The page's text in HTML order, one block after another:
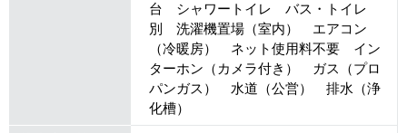
台 シャワートイレ バス・トイレ
別 洗濯機置場（室内） エアコン
（冷暖房） ネット使用料不要 イン
ターホン（カメラ付き） ガス（プロ
パンガス） 水道（公営） 排水（浄
化槽）